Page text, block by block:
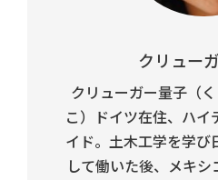
クリュー
クリューガー量子（
こ）ドイツ在住、ハイ
イド。土木工学を学び
して働いた後、メキ